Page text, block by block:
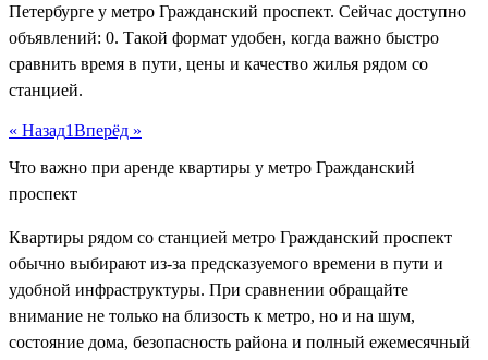
Петербурге у метро Гражданский проспект. Сейчас доступно
объявлений: 0. Такой формат удобен, когда важно быстро
сравнить время в пути, цены и качество жилья рядом со
станцией.
« Назад1Вперёд »
Что важно при аренде квартиры у метро Гражданский
проспект
Квартиры рядом со станцией метро Гражданский проспект
обычно выбирают из-за предсказуемого времени в пути и
удобной инфраструктуры. При сравнении обращайте
внимание не только на близость к метро, но и на шум,
состояние дома, безопасность района и полный ежемесячный